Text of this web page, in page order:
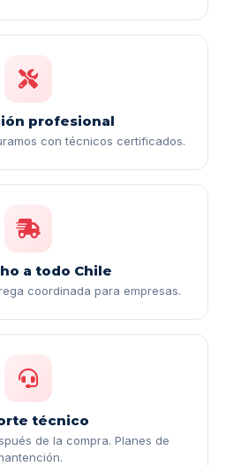
profesional
con técnicos certificados.
a todo Chile
coordinada para empresas.
técnico
de la compra. Planes de